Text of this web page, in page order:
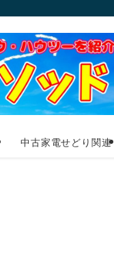
中古家電せどり関連